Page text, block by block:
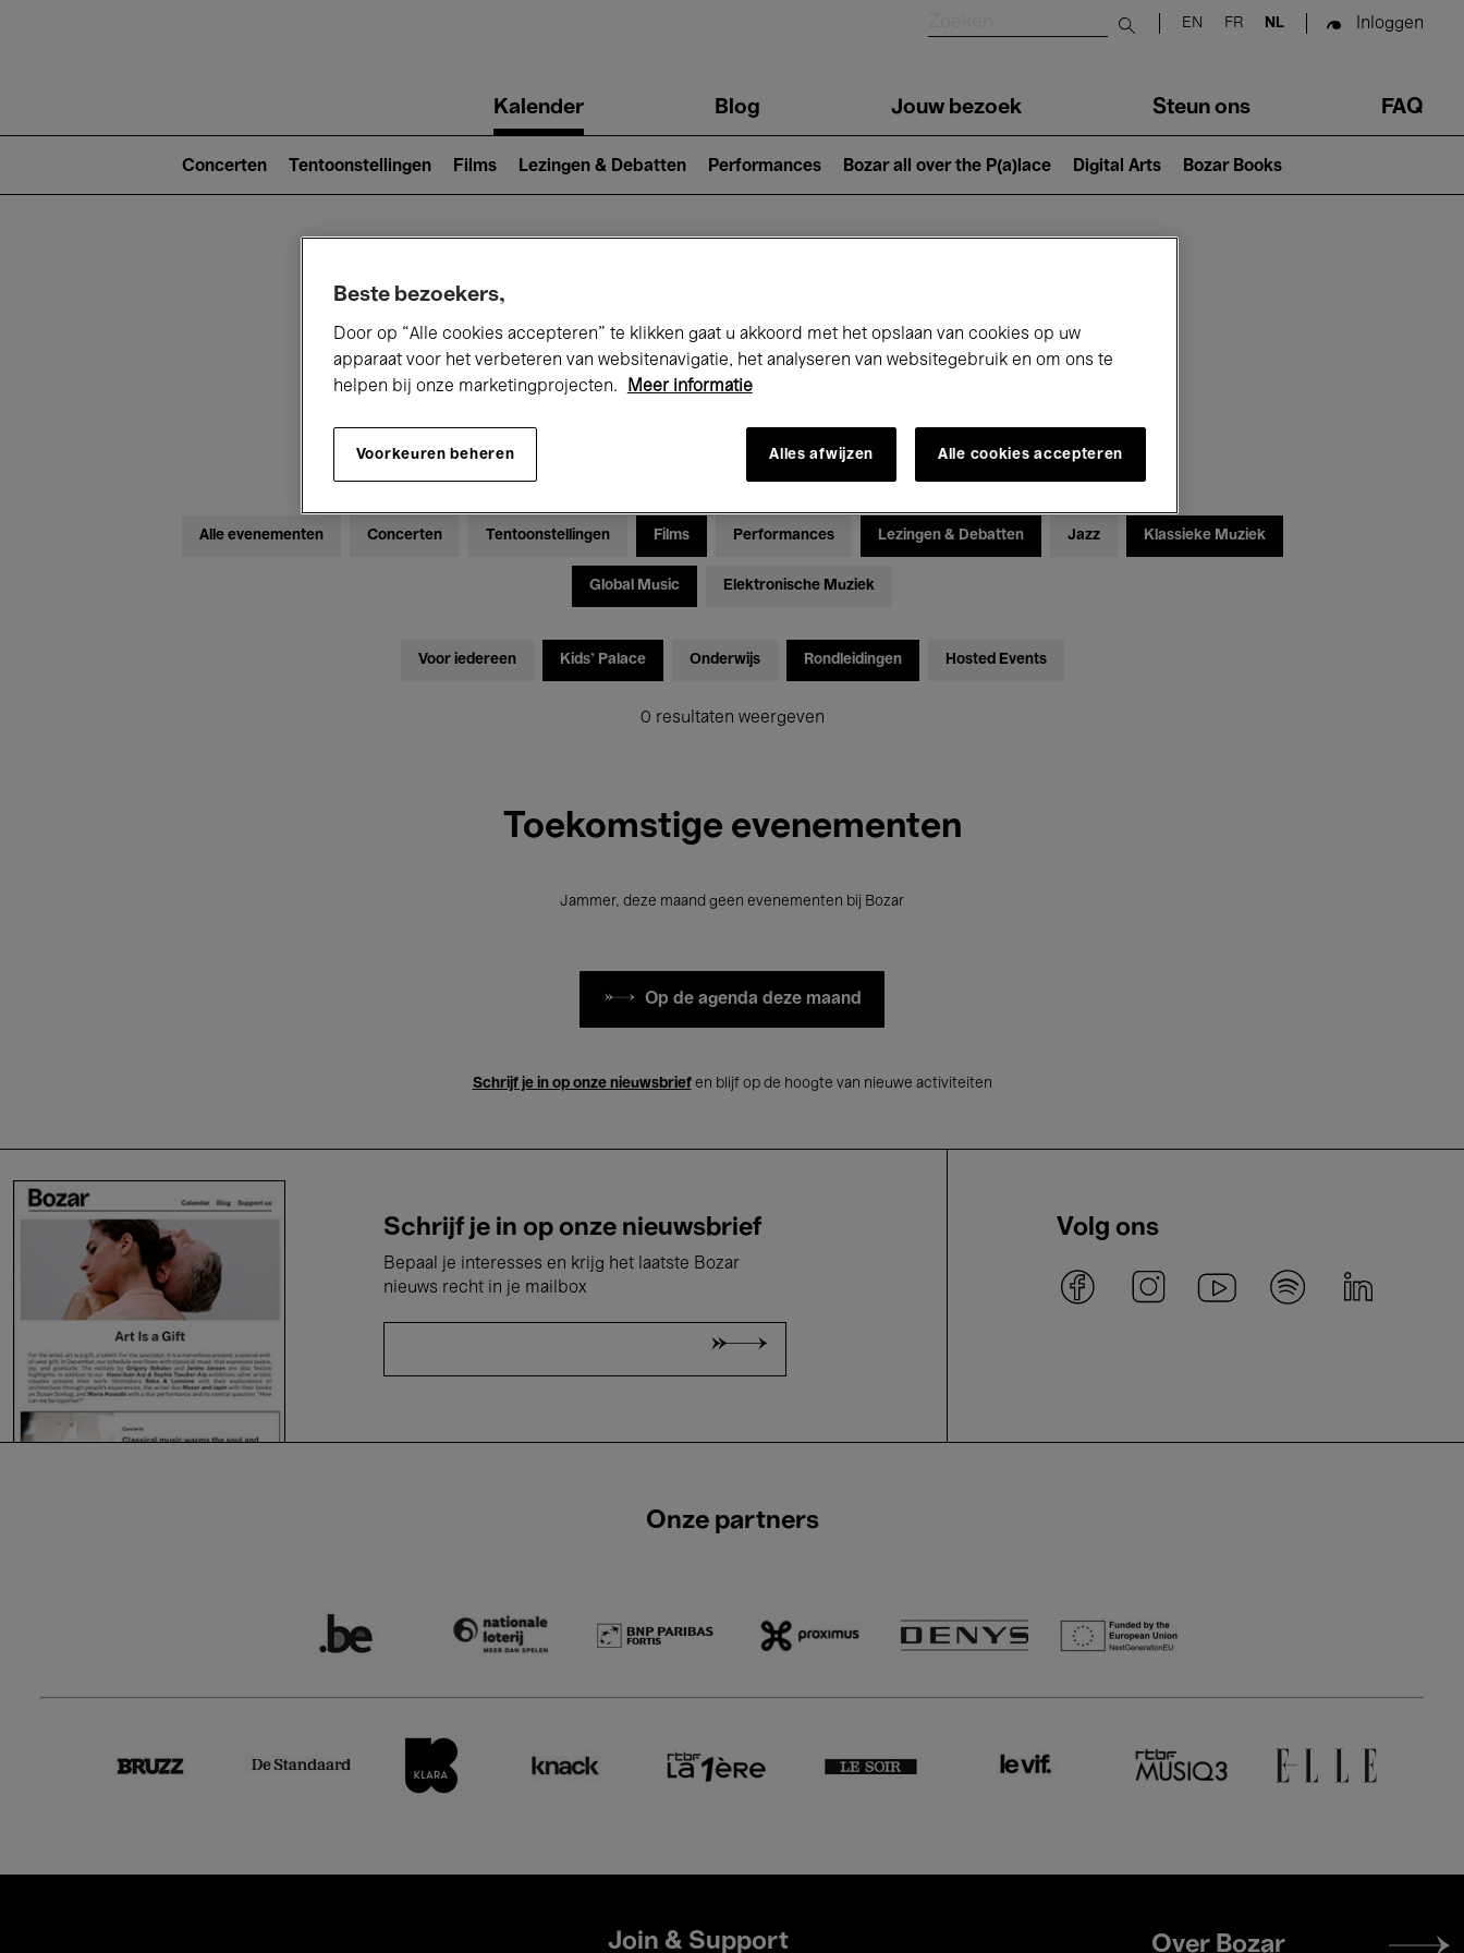
Submit search
EN FR NL Inloggen
navigationKalender Blog Jouw bezoek Steun ons FAQ
2)
Concerten Tentoonstellingen Films Lezingen & Debatten Performances Bozar all over the P(a)lace Digital Arts Bozar Books
Alle evenementen Concerten Tentoonstellingen Films Performances Lezingen & Debatten Jazz Klassieke Muziek
Global Music Elektronische Muziek
Voor iedereen Kids’ Palace Onderwijs Rondleidingen Hosted Events
0 resultaten weergeven
Toekomstige evenementen
Jammer, deze maand geen evenementen bij Bozar
Op de agenda deze maand
Schrijf je in op onze nieuwsbriefen blijf op de hoogte van nieuwe activiteiten
Schrijf je in op onze nieuwsbrief
Bepaal je interesses en krijg het laatste Bozar
nieuws recht in je mailbox
Volg ons
Onze partners
Join & Support
Footer
Over Bozar
Beste bezoekers,
Door op “Alle cookies accepteren” te klikken gaat u akkoord met het opslaan van cookies op uw
apparaat voor het verbeteren van websitenavigatie, het analyseren van websitegebruik en om ons te
helpen bij onze marketingprojecten.
Meer informatie
Voorkeuren beheren Alles afwijzen Alle cookies accepteren